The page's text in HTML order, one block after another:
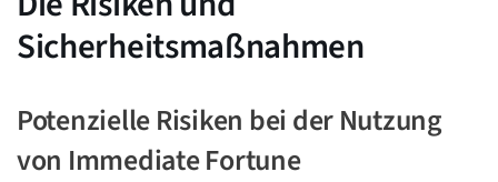
Sicherheitsmaßnahmen
Potenzielle Risiken bei der Nutzung
von Immediate Fortune